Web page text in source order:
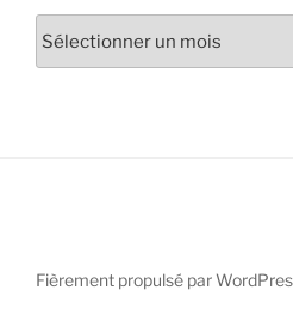
Fièrement propulsé par